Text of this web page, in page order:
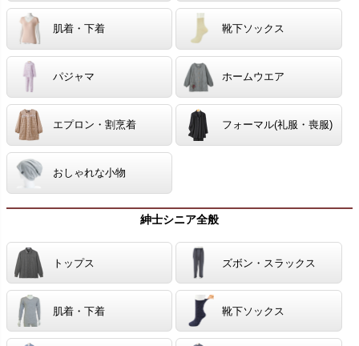
肌着・下着 靴下ソックス
パジャマ ホームウエア
エプロン・割烹着 フォーマル(礼服・喪服)
おしゃれな小物
紳士シニア全般
トップス ズボン・スラックス
肌着・下着 靴下ソックス